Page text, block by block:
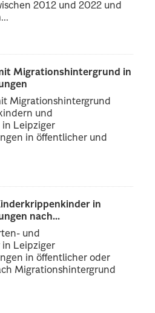
2012 und 2022 und
Migrationshintergrund in
Migrationshintergrund
und
Leipziger
in öffentlicher und
in
nach...
und
Leipziger
in öffentlicher oder
Migrationshintergrund